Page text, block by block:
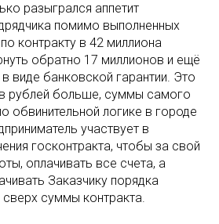
разыгрался аппетит
помимо выполненных
контракту в 42 миллиона
обратно 17 миллионов и ещё
виде банковской гарантии. Это
рублей больше, суммы самого
обвинительной логике в городе
участвует в
госконтракта, чтобы за свой
оплачивать все счета, а
Заказчику порядка
суммы контракта.